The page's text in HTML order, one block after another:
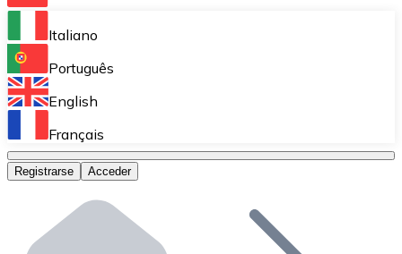
Bitnovo Ramp
Integra nuestra solución en tu plataforma.
Bitnovo Giftcards
Bitnovo OTC
Bitnovo ATM
Italiano
Português
English
Français
Registrarse Acceder